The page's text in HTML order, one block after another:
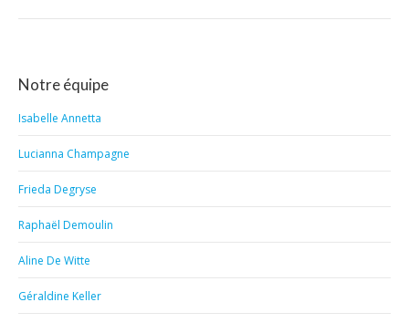
Notre équipe
Isabelle Annetta
Lucianna Champagne
Frieda Degryse
Raphaël Demoulin
Aline De Witte
Géraldine Keller